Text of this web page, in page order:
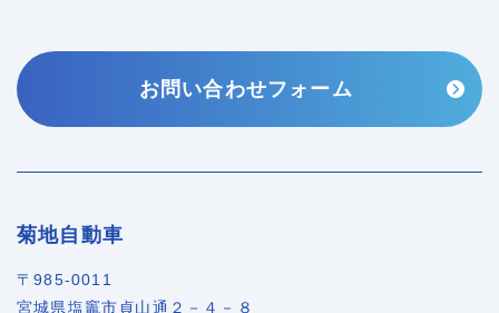
お問い合わせフォーム
菊地自動車
〒985-0011
宮城県塩竈市貞山通２－４－８